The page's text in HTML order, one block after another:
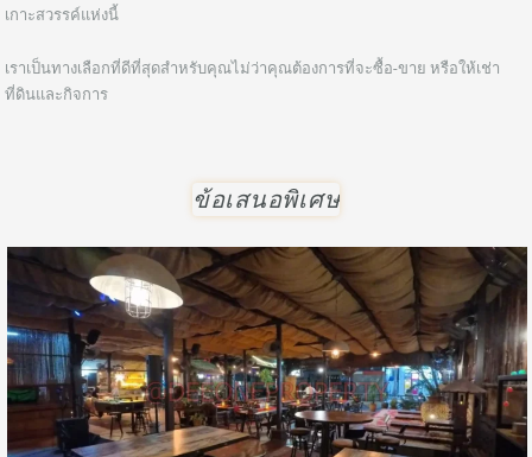
เกาะสวรรค์แห่งนี้
เราเป็นทางเลือกที่ดีที่สุดสำหรับคุณไม่ว่าคุณต้องการที่จะซื้อ-ขาย หรือให้เช่า
ที่ดินและกิจการ
ข้อเสนอพิเศษ